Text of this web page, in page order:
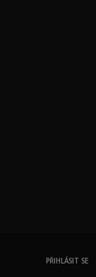
PŘIHLÁSIT SE